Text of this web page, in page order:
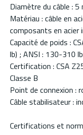
Diamètre du câble :
Matériau : câble en
composants en acier
Capacité de poids :
lb) ; ANSI : 130-310
Certification : CSA
Classe B
Point de connexion :
Câble stabilisateur :
Certifications et